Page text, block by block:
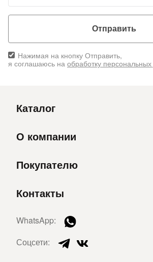
Отправить
Нажимая на кнопку Отправить,
я соглашаюсь на обработку
Каталог
О компании
Покупателю
Контакты
WhatsApp:
Соцсети: